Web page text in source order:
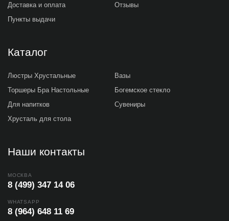
Доставка и оплата
Пункты выдачи
Отзывы
Каталог
Люстры Хрустальные
Торшеры Бра Настольные
Для напитков
Хрусталь для стола
Вазы
Богемское стекло
Сувениры
Наши контакты
МОСКВА
8 (499) 347 14 06
WHATSAPP
8 (964) 648 11 69